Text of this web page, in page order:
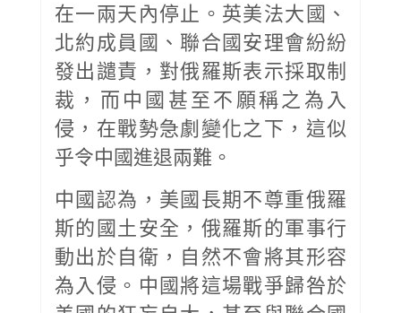
在一兩天內停止。英美法大國、
北約成員國、聯合國安理會紛紛
發出譴責，對俄羅斯表示採取制
裁，而中國甚至不願稱之為入
侵，在戰勢急劇變化之下，這似
乎令中國進退兩難。
中國認為，美國長期不尊重俄羅
斯的國土安全，俄羅斯的軍事行
動出於自衛，自然不會將其形容
為入侵。中國將這場戰爭歸咎於